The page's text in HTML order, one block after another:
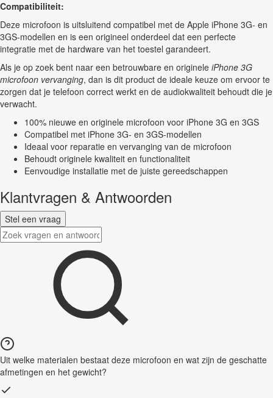
Compatibiliteit:
Deze microfoon is uitsluitend compatibel met de Apple iPhone 3G- en
3GS-modellen en is een origineel onderdeel dat een perfecte
integratie met de hardware van het toestel garandeert.
Als je op zoek bent naar een betrouwbare en originele iPhone 3G
microfoon vervanging, dan is dit product de ideale keuze om ervoor te
zorgen dat je telefoon correct werkt en de audiokwaliteit behoudt die je
verwacht.
100% nieuwe en originele microfoon voor iPhone 3G en 3GS
Compatibel met iPhone 3G- en 3GS-modellen
Ideaal voor reparatie en vervanging van de microfoon
Behoudt originele kwaliteit en functionaliteit
Eenvoudige installatie met de juiste gereedschappen
Klantvragen & Antwoorden
Stel een vraag
Uit welke materialen bestaat deze microfoon en wat zijn de geschatte
afmetingen en het gewicht?